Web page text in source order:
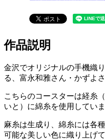
作品説明
金沢でオリジナルの手機織
る、富永和雅さん・かずよ
こちらのコースターは経糸
いと）に綿糸を使用していま
麻糸は生成り、綿糸には各
可能な美しい色に織り上げ